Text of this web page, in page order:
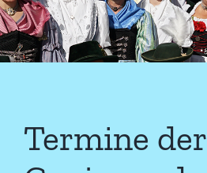
Termine der